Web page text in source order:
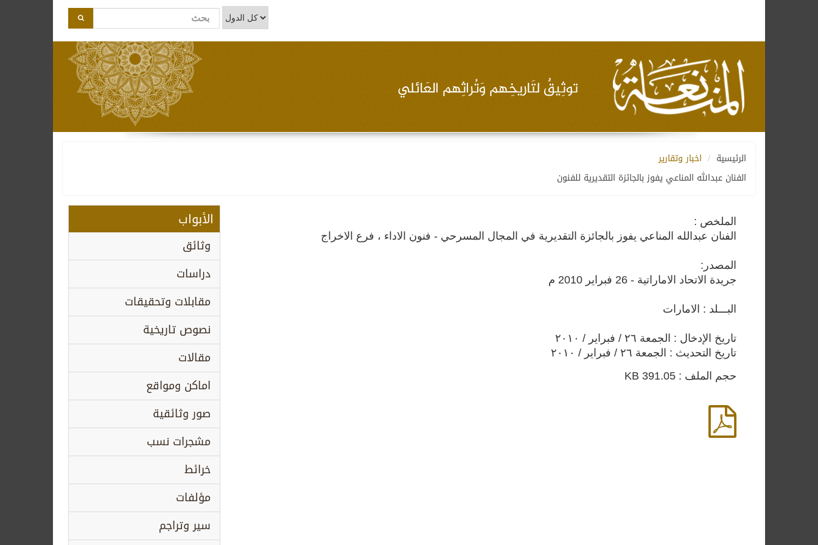
الأبواب
وثائق
دراسات
مقابلات وتحقيقات
نصوص تاريخية
مقالات
اماكن ومواقع
صور وثائقية
مشجرات نسب
خرائط
مؤلفات
سير وتراجم
الرئيسية
اخبار وتقارير
الفنان عبدالله المناعي يفوز بالجائزة التقديرية للفنون
الملخص :
الفنان عبدالله المناعي يفوز بالجائزة التقديرية في المجال المسرحي - فنون الاداء ، فرع الاخراج
المصدر:
جريدة الاتحاد الاماراتية - 26 فبراير 2010 م
البـــلد : الامارات
تاريخ الإدخال : الجمعة ٢٦ / فبراير / ٢٠١٠
تاريخ التحديث : الجمعة ٢٦ / فبراير / ٢٠١٠
حجم الملف : 391.05 KB